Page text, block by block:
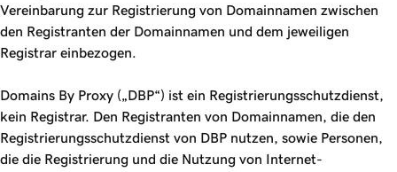
Vereinbarung zur Registrierung von Domainnamen zwischen
den Registranten der Domainnamen und dem jeweiligen
Registrar einbezogen.
Domains By Proxy („DBP“) ist ein Registrierungsschutzdienst,
kein Registrar. Den Registranten von Domainnamen, die den
Registrierungsschutzdienst von DBP nutzen, sowie Personen,
die die Registrierung und die Nutzung von Internet-